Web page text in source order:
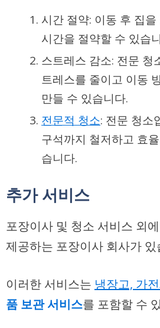
시간 절약: 이동 후 집
시간을 절약할 수 있습
스트레스 감소: 전문 청
트레스를 줄이고 이동
만들 수 있습니다.
전문적 청소: 전문 청소
구석까지 철저하고 효
습니다.
추가 서비스
포장이사 및 청소 서비스 외
제공하는 포장이사 회사가 있
이러한 서비스는 냉장고, 가
품 보관 서비스를 포함할 수